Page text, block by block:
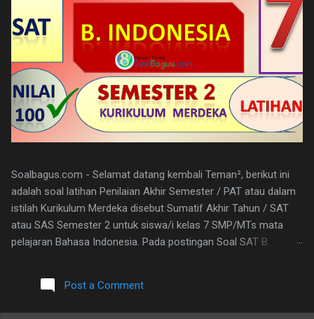
Soalbagus.com - Selamat datang kembali Teman², berikut ini
adalah soal latihan Penilaian Akhir Semester / PAT atau dalam
istilah Kurikulum Merdeka disebut Sumatif Akhir Tahun / SAT
atau SAS Semester 2 untuk siswa/i kelas 7 SMP/MTs mata
pelajaran Bahasa Indonesia. Pada postingan Soal SAT B.
Semoga soalnya bisa sama atau paling tidak menyerupai atau
sebagai patokan dalam mengerjakan soal-soal mengingat
Post a Comment